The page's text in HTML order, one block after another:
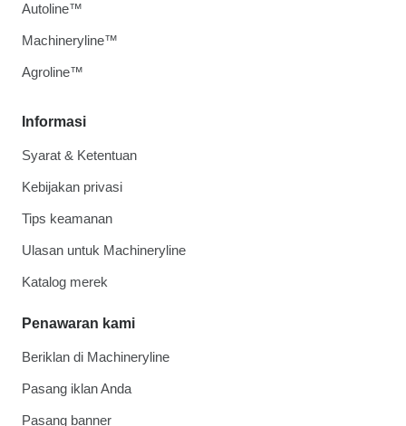
Informasi
Syarat & Ketentuan
Kebijakan privasi
Tips keamanan
Ulasan untuk Machineryline
Katalog merek
Penawaran kami
Beriklan di Machineryline
Pasang iklan Anda
Pasang banner
Autoline™
Machineryline™
Agroline™